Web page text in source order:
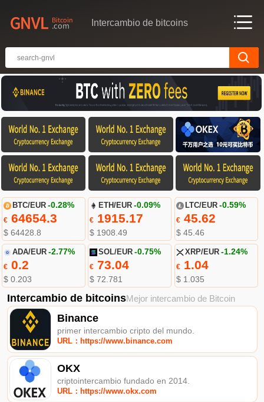
Intercambio de bitcoins
BTC/EUR -0.28%
€64654.3
$ 64428.8
ETH/EUR -0.09%
€ 1915.17
$ 1908.49
LTC/EUR -0.59%
€45.62
$ 45.46
ADA/EUR -2.77%
€0.2
$ 0.203
SOL/EUR -0.75%
€ 73.04
$ 72.781
XRP/EUR -1.24%
€1.04
$ 1.035
Intercambio de bitcoinsMejor intercambio de Bitcoin
Binance
primer intercambio cripto del mundo.
URL：https://www.binance.com
OKX
criptointercambio fundado en 2014.
URL：https://www.okx.com